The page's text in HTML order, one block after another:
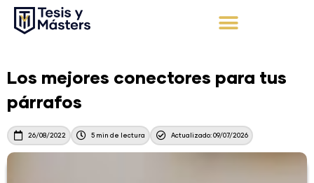
Los mejores conectores para tus
párrafos
26/08/2022 5 min de lectura Actualizado: 09/07/2026